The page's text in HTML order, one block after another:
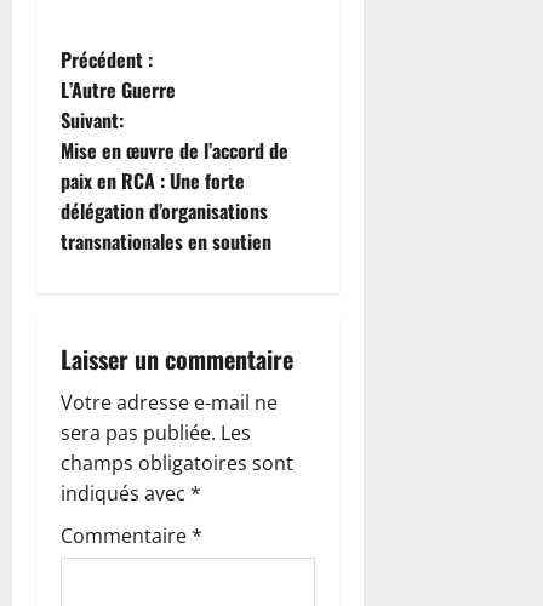
N
a
v
i
t
i
o
n
d
Précédent :
L’Autre Guerre
Suivant:
Mise en œuvre de l’accord de
paix en RCA : Une forte
délégation d’organisations
transnationales en soutien
Laisser un commentaire
Votre adresse e-mail ne
sera pas publiée. Les
champs obligatoires sont
indiqués avec *
Commentaire*